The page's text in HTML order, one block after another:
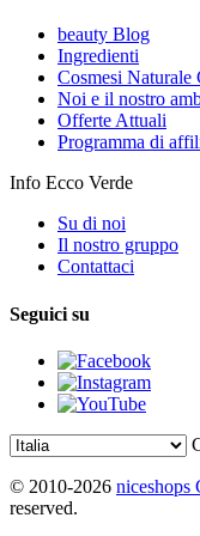
beauty Blog
Ingredienti
Cosmesi Naturale
Noi e il nostro
Offerte Attuali
Programma di
Info Ecco Verde
Su di noi
Il nostro gruppo
Contattaci
Seguici su
© 2010-2026 niceshops
reserved.